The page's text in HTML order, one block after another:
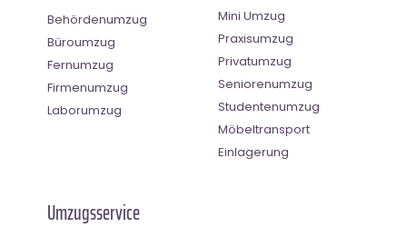
Behördenumzug
Büroumzug
Fernumzug
Firmenumzug
Laborumzug
Mini Umzug
Praxisumzug
Privatumzug
Seniorenumzug
Studentenumzug
Möbeltransport
Einlagerung
Umzugsservice